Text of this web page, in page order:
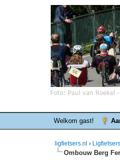
Welkom gast!
ligfietsers.nl › Ligfietsers
Ombouw Berg